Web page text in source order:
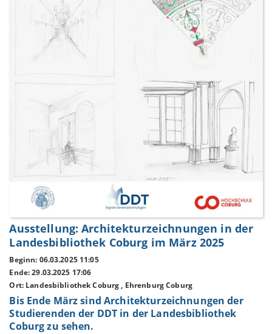
Ausstellung: Architekturzeichnungen in der
Landesbibliothek Coburg im März 2025
Beginn: 06.03.2025 11:05
Ende: 29.03.2025 17:06
Ort: Landesbibliothek Coburg , Ehrenburg Coburg
Bis Ende März sind Architekturzeichnungen der
Studierenden der DDT in der Landesbibliothek
Coburg zu sehen.